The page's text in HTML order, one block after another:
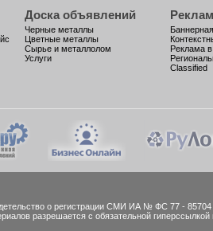
Доска объявлений
Черные металлы
Цветные металлы
Сырье и металлолом
Услуги
Реклама
Classified
о регистрации СМИ ИА № ФС 77 - 85704
разрешается с обязательной гиперссылкой